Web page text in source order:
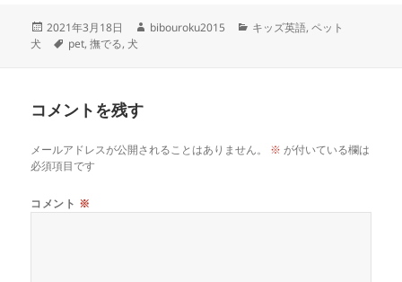
投
稿
2021年3月18日
作
bibouroku2015
カ
キッズ英語,ペット
犬
タ
pet,撫でる,犬
コメントを残す
メールアドレスが公開されることはありません。 ※ が付いている欄は
必須項目です
コメント ※